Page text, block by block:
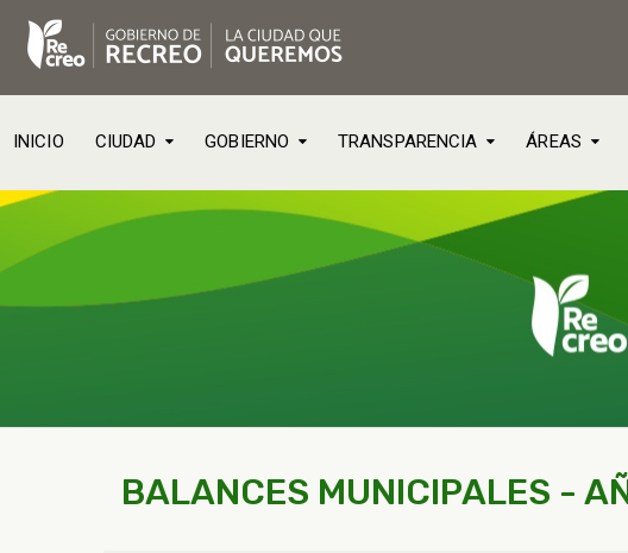
INICIO CIUDAD GOBIERNO TRANSPARENCIA ÁREAS
BALANCES MUNICIPALES -